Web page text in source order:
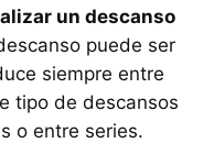
un descanso
puede ser
siempre entre
tipo de descansos
o entre series.